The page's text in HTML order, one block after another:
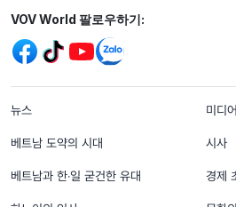
Mạng xã hội
VOV World 팔로우하기:
menu footer tiếng Hàn
뉴스 미디어
베트남 도약의 시대 시사
베트남과 한‧일 굳건한 유대 경제